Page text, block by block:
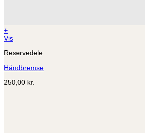
+
Dette
har
varianter.
kan
Vis
Reservedele
Håndbremse
250,00 kr.